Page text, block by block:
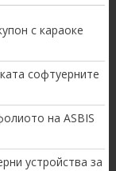
с караоке
софтуерните
на ASBIS
устройства за